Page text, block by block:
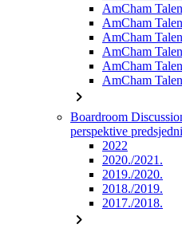
AmCham
AmCham
AmCham
AmCham
AmCham
AmCham
chevron_right
Boardroom
perspektive
2022
2020./2021.
2019./2020.
2018./2019.
2017./2018.
chevron_right